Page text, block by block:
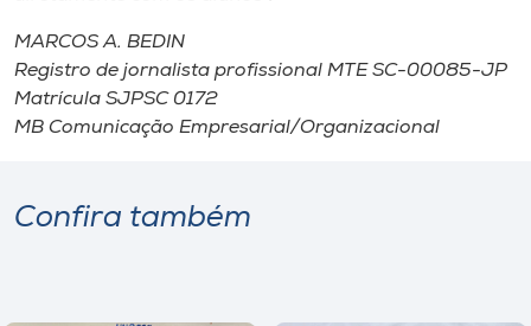
MARCOS A. BEDIN
Registro de jornalista profissional MTE SC-00085-JP
Matrícula SJPSC 0172
MB Comunicação Empresarial/Organizacional
Confira também